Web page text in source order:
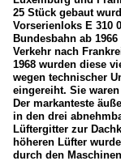
25 Stück gebaut
Vorserienloks E 310
Bundesbahn ab
Verkehr nach
1968 wurden diese
wegen technischer
eingereiht. Sie
Der markanteste
in den drei
Lüftergitter zur
höheren Lüfter
durch den